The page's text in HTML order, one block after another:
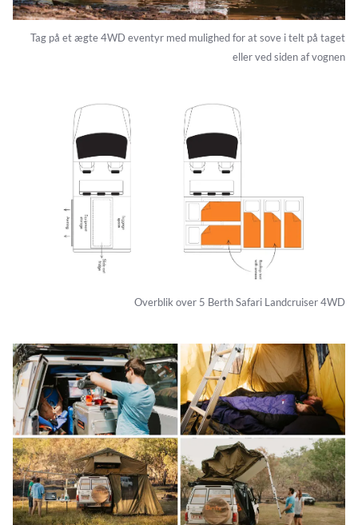
Tag på et ægte 4WD eventyr med mulighed for at sove i telt på taget
eller ved siden af vognen
Overblik over 5 Berth Safari Landcruiser 4WD